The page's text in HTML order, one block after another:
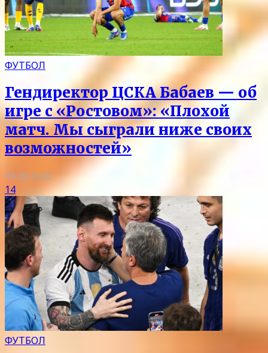
ФУТБОЛ
Гендиректор ЦСКА Бабаев — об
игре с «Ростовом»: «Плохой
матч. Мы сыграли ниже своих
возможностей»
09.08.2026
14
ФУТБОЛ